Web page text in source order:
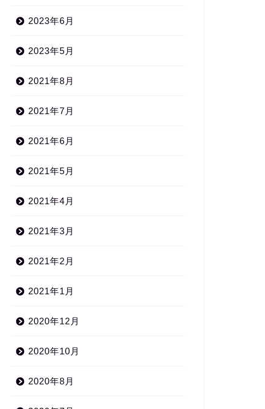
2023年6月
2023年5月
2021年8月
2021年7月
2021年6月
2021年5月
2021年4月
2021年3月
2021年2月
2021年1月
2020年12月
2020年10月
2020年8月